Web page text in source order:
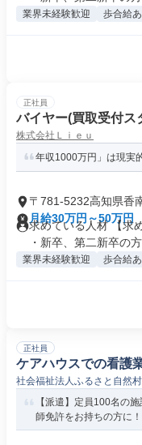
業界未経験歓迎 歩合給あ
正社員
バイヤー(買取受付ス
株式会社Ｌｉｅｕ
年収1000万円」は現実
〒781-5232高知県香
月給30万円～50万円
求めている人材 【求
・新卒、第二新卒の方
業界未経験歓迎 歩合給あ
正社員
ケアハウスでの看護
社会福祉法人ふるさと自然
【派遣】定員100名の
師免許をお持ちの方に！